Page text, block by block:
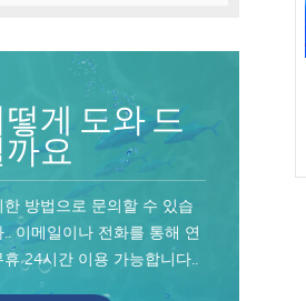
떻게 도와 드
까요
한 방법으로 문의할 수 있습
.. 이메일이나 전화를 통해 연
휴 24시간 이용 가능합니다..